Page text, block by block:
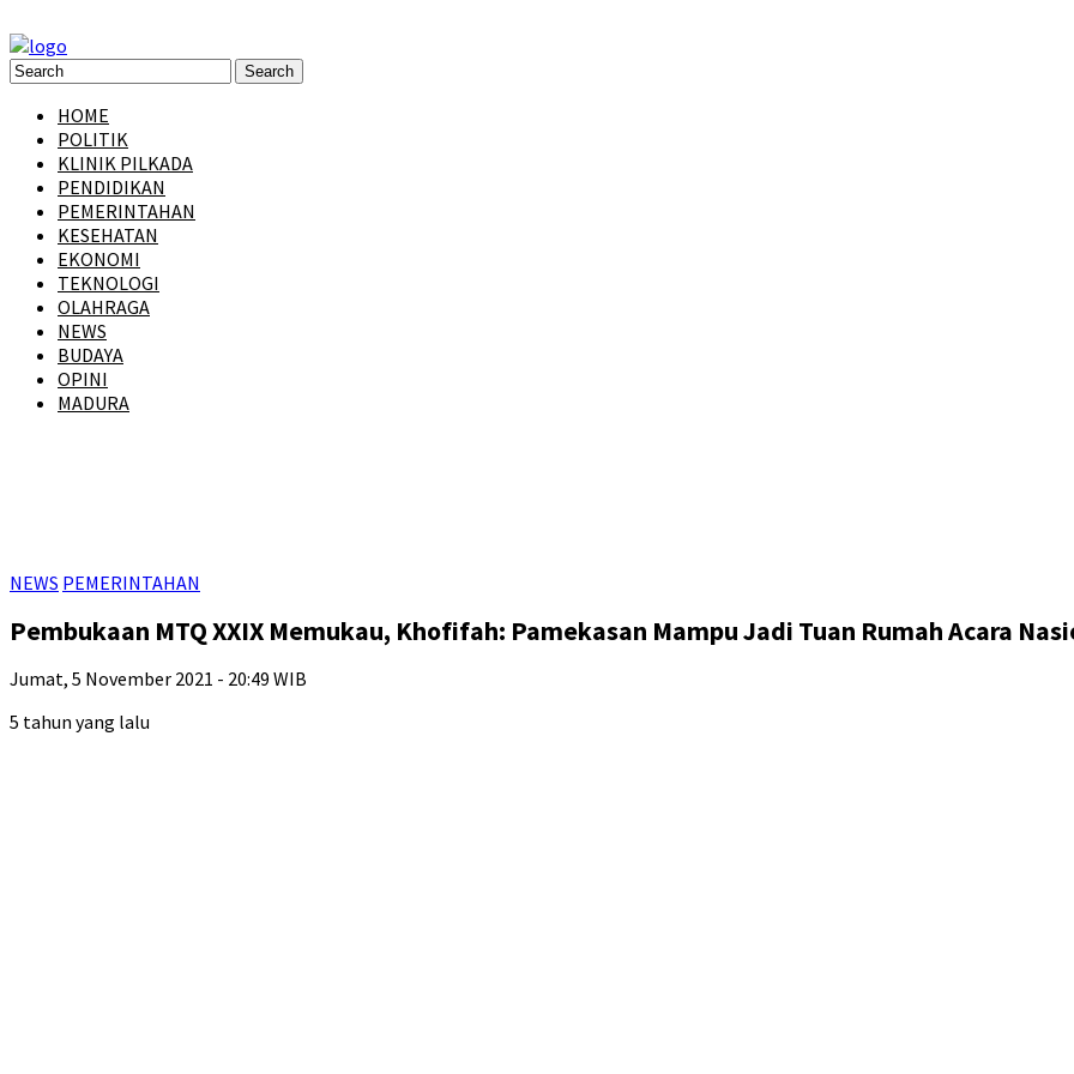
HOME
POLITIK
KLINIK PILKADA
PENDIDIKAN
PEMERINTAHAN
KESEHATAN
EKONOMI
TEKNOLOGI
OLAHRAGA
NEWS
BUDAYA
OPINI
MADURA
NEWS PEMERINTAHAN
Pembukaan MTQ XXIX Memukau, Khofifah: Pamekasan Mampu Jadi Tuan Rumah Acara
Jumat, 5 November 2021 - 20:49 WIB
5 tahun yang lalu